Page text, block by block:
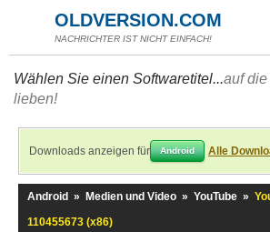
OLDVERSION.COM
NACHRICHTER IST NICHT EINFACH!
Wählen Sie einen Softwaretitel...auf
lieben!
Downloads anzeigen für Android Alle
Android » Medien und Video » YouTube »
110455673 (x86)